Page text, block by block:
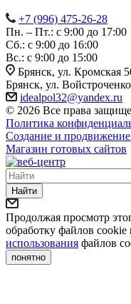
+7 (996) 475-26-28
Пн. – Пт.: с 9:00 до 17:00
Сб.: с 9:00 до 16:00
Bc.: с 9:00 до 15:00
Брянск, ул. Кромская
Брянск, ул.
idealpol32@yandex.ru
© 2026 Все права
Политика
Создание и продвижение
Магазин готовых сайтов
Найти
Продолжая просмотр
обработку файлов cookie
использования файлов
понятно